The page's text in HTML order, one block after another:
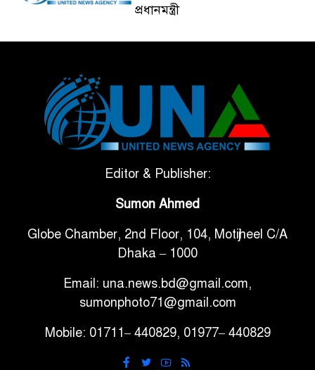
প্রধানমন্ত্রী
টানা ৩ ম্যাচে গোল ভিনির, ইতিহাস
বলছে বিশ্বকাপ জিতবে ব্রাজিল
সরকারি ৩শ কেজি বই বিক্রির
গাড়ি বিক্রির পর মালিকানা
পরিবর্তনে কঠোর নির্দেশনা
আ.লীগ ও বিএনপির বিরুদ্ধে
নাহিদ
Editor & Publisher:
Sumon Ahmed
Globe Chamber, 2nd Floor, 104, Motijheel C/A
Dhaka – 1000
Email: una.news.bd@gmail.com,
sumonphoto71@gmail.com
Mobile: 01711– 440829, 01977– 440829